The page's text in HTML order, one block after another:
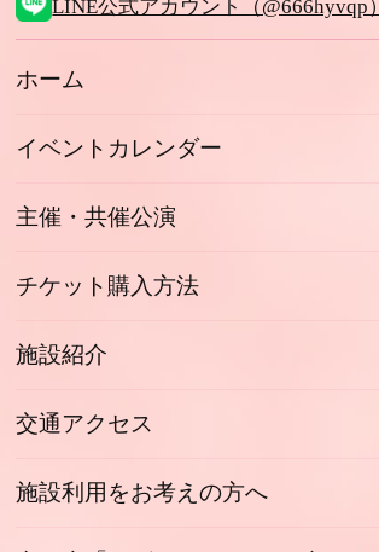
LINE公式アカウント（@666hyvqp）
ホーム
イベントカレンダー
主催・共催公演
チケット購入方法
施設紹介
交通アクセス
施設利用をお考えの方へ